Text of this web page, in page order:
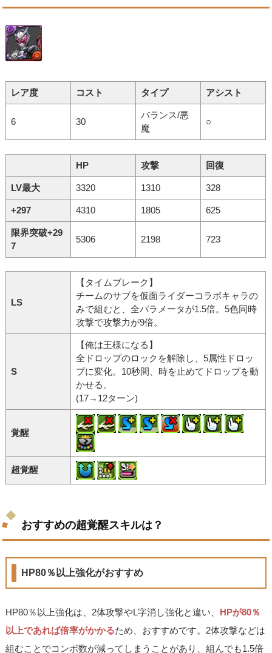
レア度 コスト タイプ アシスト
6 30
バランス/悪
魔
○
HP 攻撃 回復
LV最大 3320 1310 328
+297 4310 1805 625
限界突破+29
7
5306 2198 723
LS
【タイムブレーク】
チームのサブを仮面ライダーコラボキャラの
みで組むと、全パラメータが1.5倍。5色同時
攻撃で攻撃力が9倍。
S
【俺は王様になる】
全ドロップのロックを解除し、5属性ドロッ
プに変化。10秒間、時を止めてドロップを動
かせる。
(17→12ターン)
覚醒
超覚醒
おすすめの超覚醒スキルは？
HP80％以上強化がおすすめ
HP80％以上強化は、2体攻撃やL字消し強化と違い、 HPが80％
以上であれば倍率がかかるため、おすすめです。2体攻撃などは
組むことでコンボ数が減ってしまうことがあり、組んでも1.5倍